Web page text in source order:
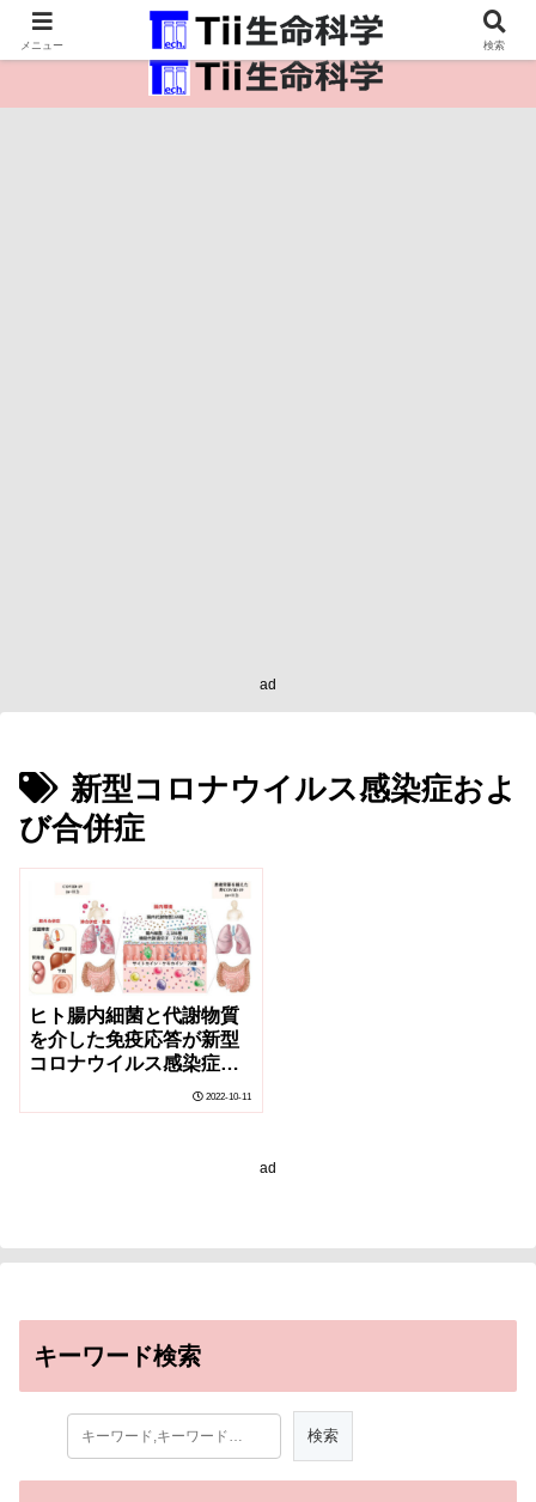
医療保健・生命・生物の情報インフラ。
ad
新型コロナウイルス感染症およ
び合併症
ヒト腸内細菌と代謝物質
を介した免疫応答が新型
コロナウイルス感染症お
よび合併症に与える影響
を発見
2022-10-11
ad
キーワード検索
メニュー 検索